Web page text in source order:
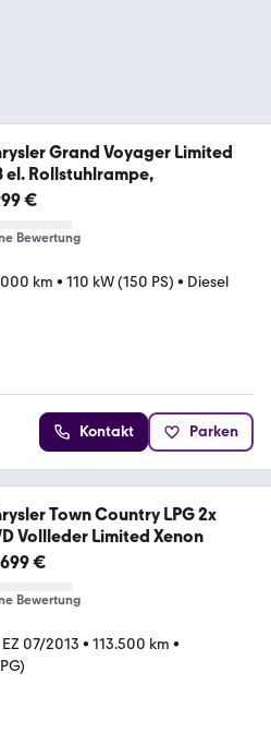
Grand Voyager Limited
el. Rollstuhlrampe,
€
Bewertung
km • 110 kW (150 PS) • Diesel
Kontakt Parken
Town Country LPG 2x
Vollleder Limited Xenon
€
Bewertung
EZ 07/2013 • 113.500 km •